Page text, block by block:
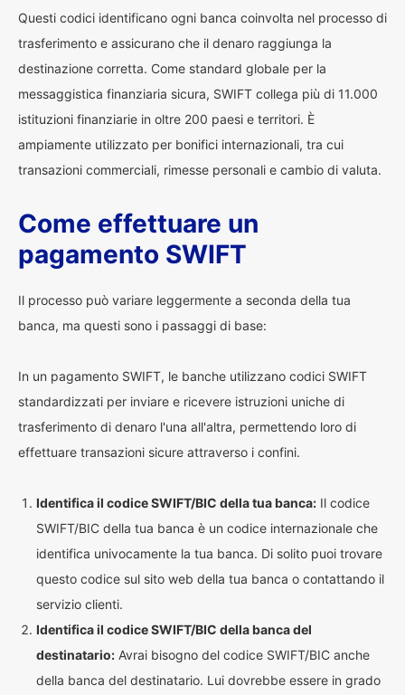
Questi codici identificano ogni banca coinvolta nel processo di
trasferimento e assicurano che il denaro raggiunga la
destinazione corretta. Come standard globale per la
messaggistica finanziaria sicura, SWIFT collega più di 11.000
istituzioni finanziarie in oltre 200 paesi e territori. È
ampiamente utilizzato per bonifici internazionali, tra cui
transazioni commerciali, rimesse personali e cambio di valuta.
Come effettuare un
pagamento SWIFT
Il processo può variare leggermente a seconda della tua
banca, ma questi sono i passaggi di base:
In un pagamento SWIFT, le banche utilizzano codici SWIFT
standardizzati per inviare e ricevere istruzioni uniche di
trasferimento di denaro l'una all'altra, permettendo loro di
effettuare transazioni sicure attraverso i confini.
Identifica il codice SWIFT/BIC della tua banca: Il codice
SWIFT/BIC della tua banca è un codice internazionale che
identifica univocamente la tua banca. Di solito puoi trovare
questo codice sul sito web della tua banca o contattando il
servizio clienti.
Identifica il codice SWIFT/BIC della banca del
destinatario: Avrai bisogno del codice SWIFT/BIC anche
della banca del destinatario. Lui dovrebbe essere in grado